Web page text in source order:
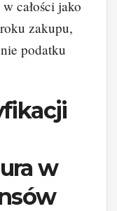
całości jako
zakupu,
podatku
w